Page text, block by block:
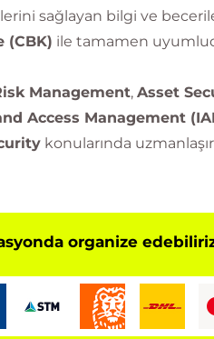
sağlayan bilgi ve
(CBK) ile tamamen
Management, Asset
Access Management
konularında
organize